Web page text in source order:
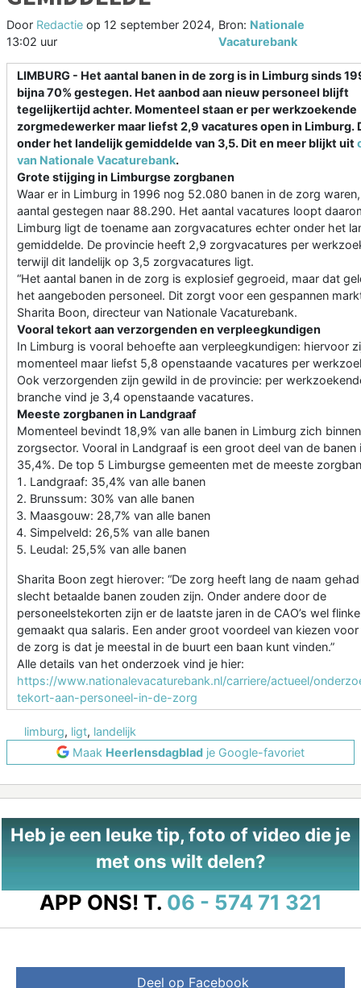
Door Redactie op 12 september 2024,
13:02 uur
Bron: Nationale
Vacaturebank
LIMBURG - Het aantal banen in de zorg is in Limburg sinds
bijna 70% gestegen. Het aanbod aan nieuw personeel blijft
tegelijkertijd achter. Momenteel staan er per werkzoekende
zorgmedewerker maar liefst 2,9 vacatures open in Limburg.
onder het landelijk gemiddelde van 3,5. Dit en meer blijkt uit
van Nationale Vacaturebank.
Grote stijging in Limburgse zorgbanen
Waar er in Limburg in 1996 nog 52.080 banen in de zorg
aantal gestegen naar 88.290. Het aantal vacatures loopt
Limburg ligt de toename aan zorgvacatures echter onder het
gemiddelde. De provincie heeft 2,9 zorgvacatures per
terwijl dit landelijk op 3,5 zorgvacatures ligt.
“Het aantal banen in de zorg is explosief gegroeid, maar dat
het aangeboden personeel. Dit zorgt voor een gespannen
Sharita Boon, directeur van Nationale Vacaturebank.
Vooral tekort aan verzorgenden en verpleegkundigen
In Limburg is vooral behoefte aan verpleegkundigen: hiervoor
momenteel maar liefst 5,8 openstaande vacatures per
Ook verzorgenden zijn gewild in de provincie: per
branche vind je 3,4 openstaande vacatures.
Meeste zorgbanen in Landgraaf
Momenteel bevindt 18,9% van alle banen in Limburg zich
zorgsector. Vooral in Landgraaf is een groot deel van de banen
35,4%. De top 5 Limburgse gemeenten met de meeste
Landgraaf: 35,4% van alle banen
Brunssum: 30% van alle banen
Maasgouw: 28,7% van alle banen
Simpelveld: 26,5% van alle banen
Leudal: 25,5% van alle banen
Sharita Boon zegt hierover: “De zorg heeft lang de naam
slecht betaalde banen zouden zijn. Onder andere door de
personeelstekorten zijn er de laatste jaren in de CAO’s wel
gemaakt qua salaris. Een ander groot voordeel van kiezen
de zorg is dat je meestal in de buurt een baan kunt vinden.”
Alle details van het onderzoek vind je hier:
https://www.nationalevacaturebank.nl/carriere/actueel/
tekort-aan-personeel-in-de-zorg
limburg, ligt, landelijk
Maak Heerlensdagblad je Google-favoriet
Heb je een leuke tip, foto of video die je
met ons wilt delen?
APP ONS! T. 06 - 574 71 321
Deel op Facebook